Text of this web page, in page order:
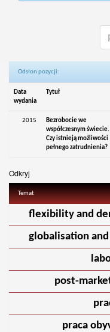
Odsłon pozycji:
Data
wydania
Tytuł
2015
Bezrobocie we
współczesnym świecie.
Czy istnieją możliwości
pełnego zatrudnienia?
Odkryj
Temat
flexibility and
globalisation
post-
praca